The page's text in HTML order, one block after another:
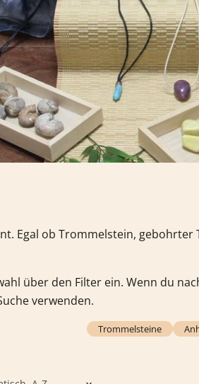
Egal ob Trommelstein,
über den Filter ein. Wenn du
verwenden.
Trommelsteine